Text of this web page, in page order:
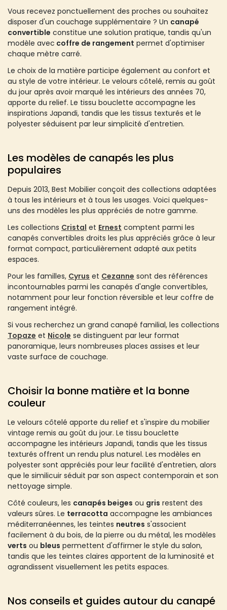
Vous recevez ponctuellement des proches ou souhaitez
disposer d'un couchage supplémentaire ? Un canapé
convertible constitue une solution pratique, tandis qu'un
modèle avec coffre de rangement permet d'optimiser
chaque mètre carré.
Le choix de la matière participe également au confort et
au style de votre intérieur. Le velours côtelé, remis au goût
du jour après avoir marqué les intérieurs des années 70,
apporte du relief. Le tissu bouclette accompagne les
inspirations Japandi, tandis que les tissus texturés et le
polyester séduisent par leur simplicité d'entretien.
Les modèles de canapés les plus
populaires
Depuis 2013, Best Mobilier conçoit des collections adaptées
à tous les intérieurs et à tous les usages. Voici quelques-
uns des modèles les plus appréciés de notre gamme.
Les collections Cristal et Ernest comptent parmi les
canapés convertibles droits les plus appréciés grâce à leur
format compact, particulièrement adapté aux petits
espaces.
Pour les familles, Cyrus et Cezanne sont des références
incontournables parmi les canapés d'angle convertibles,
notamment pour leur fonction réversible et leur coffre de
rangement intégré.
Si vous recherchez un grand canapé familial, les collections
Topaze et Nicole se distinguent par leur format
panoramique, leurs nombreuses places assises et leur
vaste surface de couchage.
Choisir la bonne matière et la bonne
couleur
Le velours côtelé apporte du relief et s'inspire du mobilier
vintage remis au goût du jour. Le tissu bouclette
accompagne les intérieurs Japandi, tandis que les tissus
texturés offrent un rendu plus naturel. Les modèles en
polyester sont appréciés pour leur facilité d'entretien, alors
que le similicuir séduit par son aspect contemporain et son
nettoyage simple.
Côté couleurs, les canapés beiges ou gris restent des
valeurs sûres. Le terracotta accompagne les ambiances
méditerranéennes, les teintes neutres s'associent
facilement à du bois, de la pierre ou du métal, les modèles
verts ou bleus permettent d'affirmer le style du salon,
tandis que les teintes claires apportent de la luminosité et
agrandissent visuellement les petits espaces.
Nos conseils et guides autour du canapé